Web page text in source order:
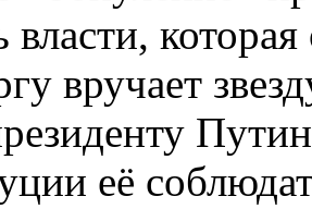
власти,
вручает
её